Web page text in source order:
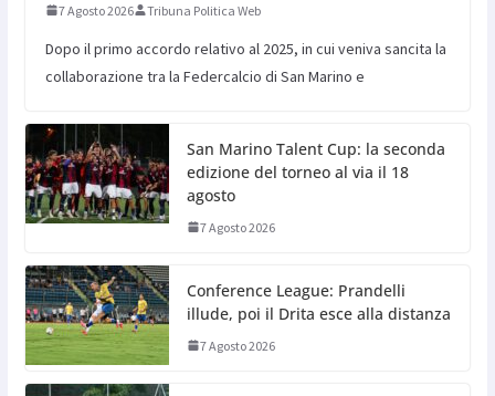
7 Agosto 2026 Tribuna Politica Web
Dopo il primo accordo relativo al 2025, in cui veniva sancita la
collaborazione tra la Federcalcio di San Marino e
San Marino Talent Cup: la seconda
edizione del torneo al via il 18
agosto
7 Agosto 2026
Conference League: Prandelli
illude, poi il Drita esce alla distanza
7 Agosto 2026